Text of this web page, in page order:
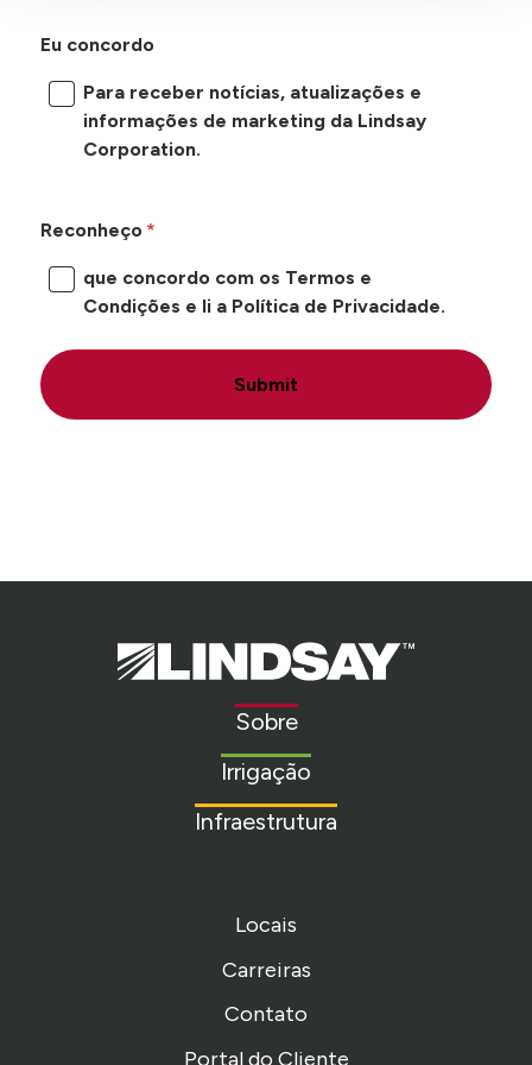
Eu concordo
Para receber notícias, atualizações e
informações de marketing da Lindsay
Corporation.
Reconheço
que concordo com os Termos e
Condições e li a Política de Privacidade.
Submit
Lindsay.
Link
Sobre
Irrigação
Infraestrutura
Locais
Carreiras
Contato
Portal do Cliente